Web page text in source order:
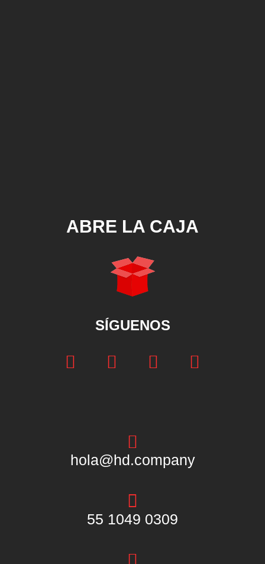
ABRE LA CAJA
SÍGUENOS
hola@hd.company
55 1049 0309